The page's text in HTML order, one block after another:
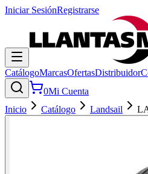
Iniciar SesiónRegistrarse
CatálogoMarcasOfertasDistribuidor
0Mi Cuenta
Inicio
Catálogo Landsail